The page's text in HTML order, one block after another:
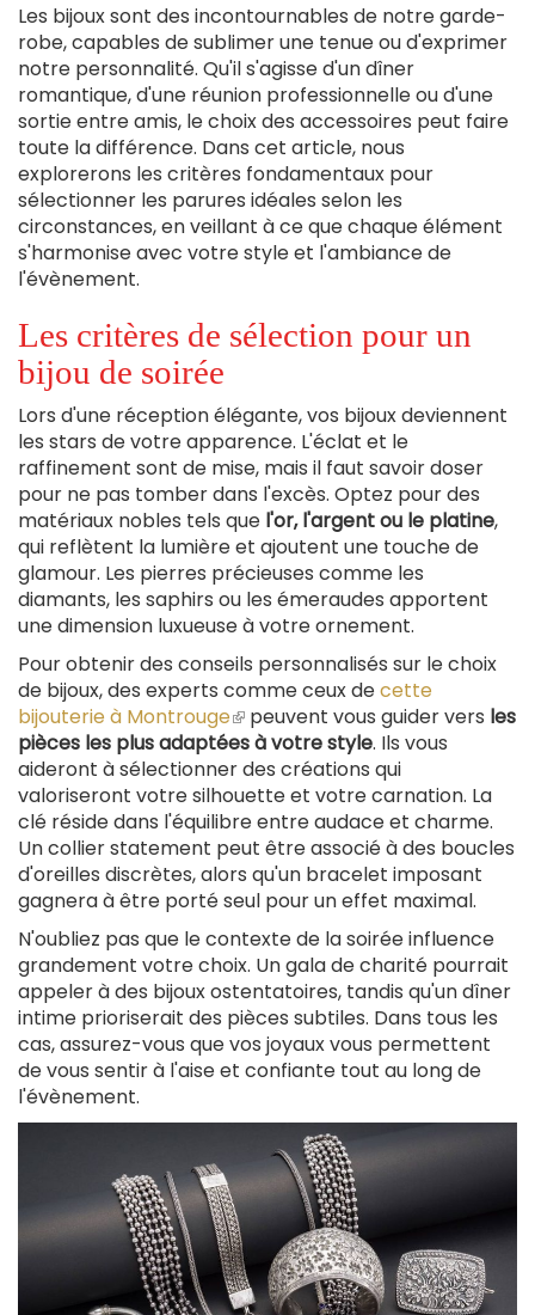
Les bijoux sont des incontournables de notre garde-
robe, capables de sublimer une tenue ou d'exprimer
notre personnalité. Qu'il s'agisse d'un dîner
romantique, d'une réunion professionnelle ou d'une
sortie entre amis, le choix des accessoires peut faire
toute la différence. Dans cet article, nous
explorerons les critères fondamentaux pour
sélectionner les parures idéales selon les
circonstances, en veillant à ce que chaque élément
s'harmonise avec votre style et l'ambiance de
l'évènement.
Les critères de sélection pour un
bijou de soirée
Lors d'une réception élégante, vos bijoux deviennent
les stars de votre apparence. L'éclat et le
raffinement sont de mise, mais il faut savoir doser
pour ne pas tomber dans l'excès. Optez pour des
matériaux nobles tels que l'or, l'argent ou le platine,
qui reflètent la lumière et ajoutent une touche de
glamour. Les pierres précieuses comme les
diamants, les saphirs ou les émeraudes apportent
une dimension luxueuse à votre ornement.
Pour obtenir des conseils personnalisés sur le choix
de bijoux, des experts comme ceux decette
bijouterie à Montrouge(le
lien
est
externe)
peuvent vous guider vers les
pièces les plus adaptées à votre style. Ils vous
aideront à sélectionner des créations qui
valoriseront votre silhouette et votre carnation. La
clé réside dans l'équilibre entre audace et charme.
Un collier statement peut être associé à des boucles
d'oreilles discrètes, alors qu'un bracelet imposant
gagnera à être porté seul pour un effet maximal.
N'oubliez pas que le contexte de la soirée influence
grandement votre choix. Un gala de charité pourrait
appeler à des bijoux ostentatoires, tandis qu'un dîner
intime prioriserait des pièces subtiles. Dans tous les
cas, assurez-vous que vos joyaux vous permettent
de vous sentir à l'aise et confiante tout au long de
l'évènement.